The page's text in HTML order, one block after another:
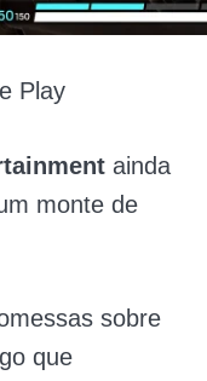
Play
ainda
monte de
sobre
que